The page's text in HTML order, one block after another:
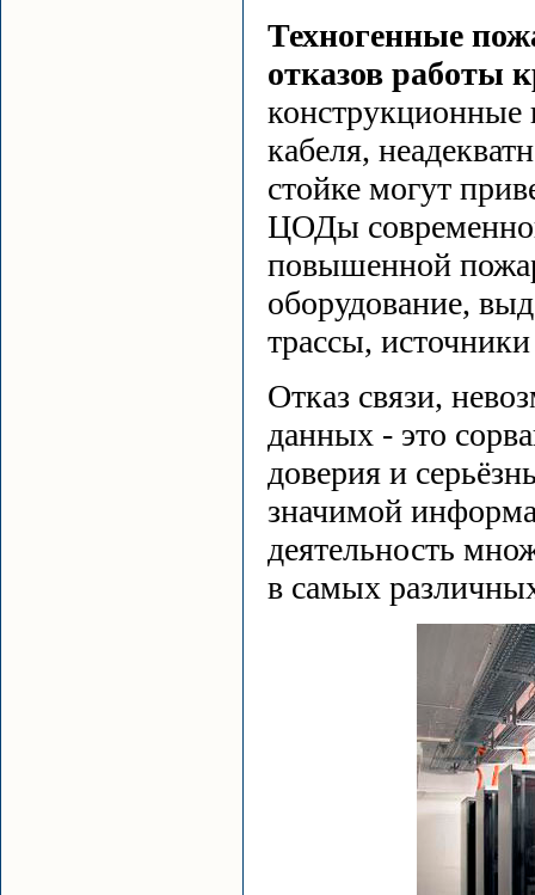
Техногенные
отказов работы
конструкционные
кабеля,
стойке могут
ЦОДы
повышенной
оборудование,
трассы,
Отказ связи,
данных - это
доверия и
значимой
деятельность
в самых